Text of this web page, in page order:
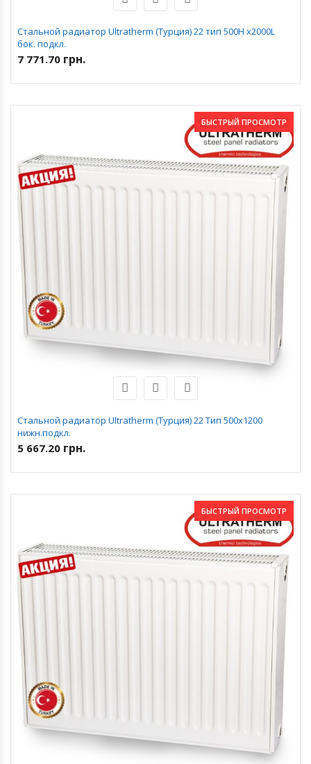
Стальной радиатор Ultratherm (Турция) 22 тип 500H x2000L
бок. подкл.
7 771.70 грн.
БЫСТРЫЙ ПРОСМОТР
Стальной радиатор Ultratherm (Турция) 22 Тип 500х1200
нижн.подкл.
5 667.20 грн.
БЫСТРЫЙ ПРОСМОТР